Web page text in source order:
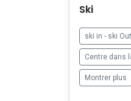
Ski
ski in - ski Out
Centre dans
Montrer plus